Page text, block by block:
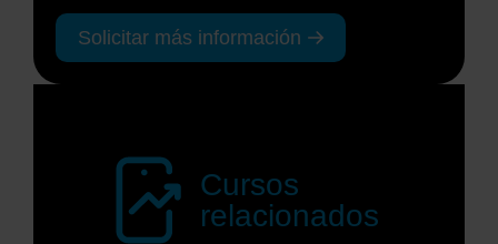
Solicitar más información
Cursos
relacionados